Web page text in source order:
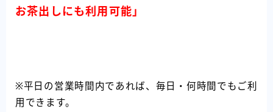
お茶出しにも利用可能」
※平日の営業時間内であれば、毎日・何時間でもご利
用できます。